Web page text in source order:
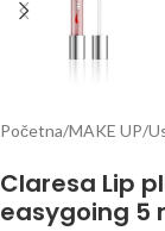
Početna/MAKE UP/
Claresa Lip
easygoing 5